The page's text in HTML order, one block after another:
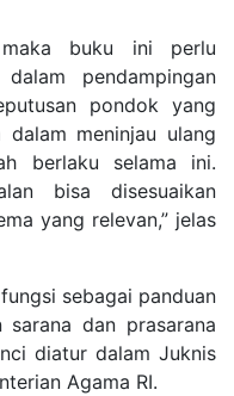
maka buku ini perlu
pendampingan
pondok yang
meninjau ulang
berlaku selama ini.
bisa disesuaikan
yang relevan,” jelas
sebagai panduan
sarana dan prasarana
diatur dalam Juknis
Agama RI.